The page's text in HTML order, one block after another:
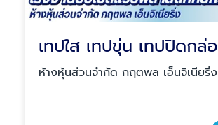
ห้างหุ้นส่วนจำกัด กฤตพล เอ็นจิเนียริ่ง